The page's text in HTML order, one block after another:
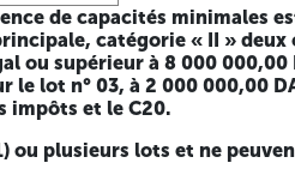
la wilaya de Tlaret en
de capacités minimales
catégorie « II »
ou supérieur à 8 000 000,00
le lot n° 03, à 2 000 000,00
impôts et le C20.
ou plusieurs lots et ne